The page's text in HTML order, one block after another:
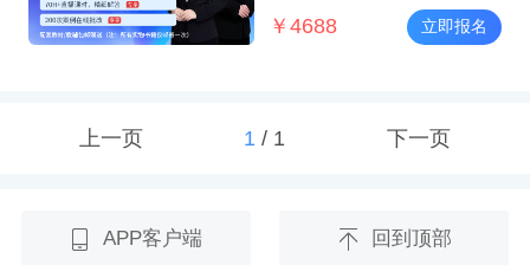
￥ 4688 立即报名
上一页 1/ 1 下一页
APP客户端 回到顶部